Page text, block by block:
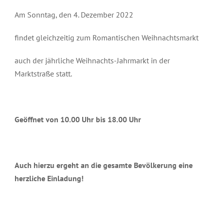
Am Sonntag, den 4. Dezember 2022
findet gleichzeitig zum Romantischen Weihnachtsmarkt
auch der jährliche Weihnachts-Jahrmarkt in der
Marktstraße statt.
Geöffnet von 10.00 Uhr bis 18.00 Uhr
Auch hierzu ergeht an die gesamte Bevölkerung eine
herzliche Einladung!